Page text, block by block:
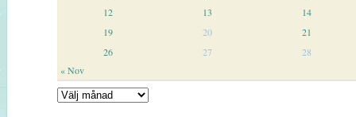
« Nov
12
13
14
19
20
21
26
27 28